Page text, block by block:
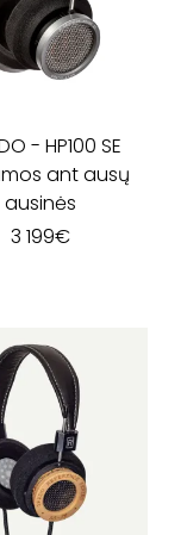
- HP100 SE
ant ausų
ausinės
3 199€